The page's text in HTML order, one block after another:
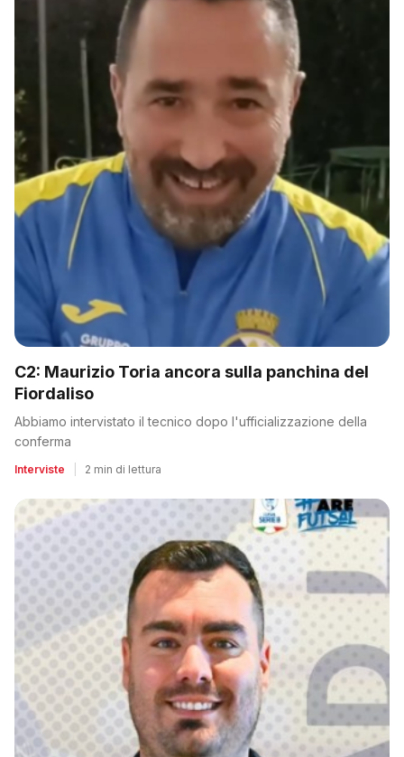
C2: Maurizio Toria ancora sulla panchina del
Fiordaliso
Abbiamo intervistato il tecnico dopo l'ufficializzazione della
conferma
Interviste 2 min di lettura